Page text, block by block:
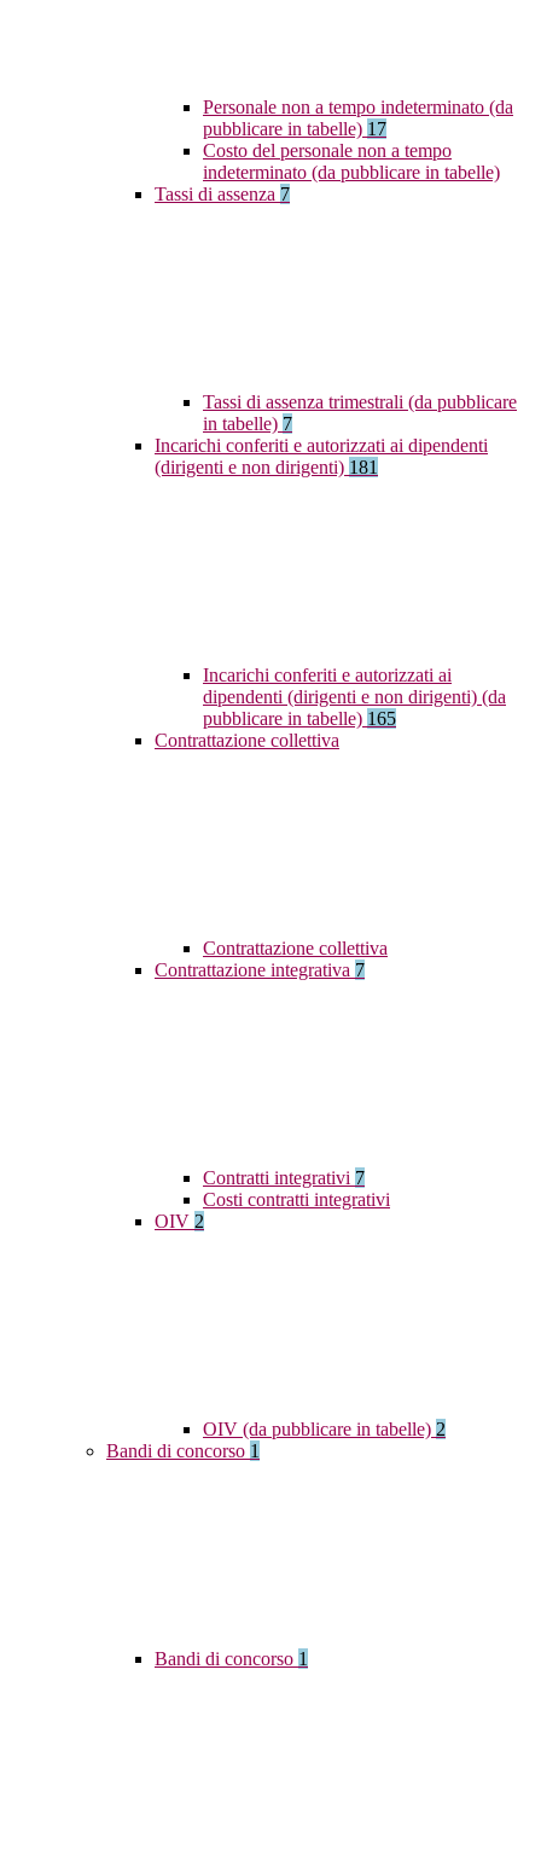
Personale non a tempo indeterminato (da
pubblicare in tabelle) 17
Costo del personale non a tempo
indeterminato (da pubblicare in tabelle)
Tassi di assenza 7
Tassi di assenza trimestrali (da pubblicare
in tabelle) 7
Incarichi conferiti e autorizzati ai dipendenti
(dirigenti e non dirigenti) 181
Incarichi conferiti e autorizzati ai
dipendenti (dirigenti e non dirigenti) (da
pubblicare in tabelle) 165
Contrattazione collettiva
Contrattazione collettiva
Contrattazione integrativa 7
Contratti integrativi 7
Costi contratti integrativi
OIV 2
OIV (da pubblicare in tabelle) 2
Bandi di concorso 1
Bandi di concorso 1